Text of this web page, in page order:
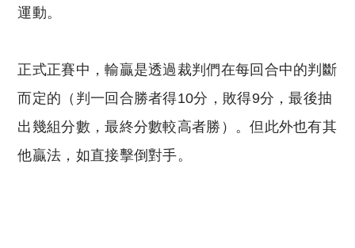
運動。
正式正賽中，輸贏是透過裁判們在每回合中的判斷
而定的（判一回合勝者得10分，敗得9分，最後抽
出幾組分數，最終分數較高者勝）。但此外也有其
他贏法，如直接擊倒對手。